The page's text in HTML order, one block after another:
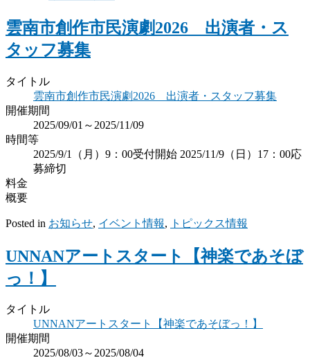
雲南市創作市民演劇2026 出演者・ス
タッフ募集
タイトル
雲南市創作市民演劇2026 出演者・スタッフ募集
開催期間
2025/09/01～2025/11/09
時間等
2025/9/1（月）9：00受付開始 2025/11/9（日）17：00応
募締切
料金
概要
Posted in お知らせ, イベント情報, トピックス情報
UNNANアートスタート【神楽であそぼ
っ！】
タイトル
UNNANアートスタート【神楽であそぼっ！】
開催期間
2025/08/03～2025/08/04